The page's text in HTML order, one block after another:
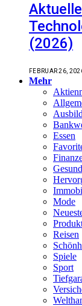
(2026)
FEBRUAR 26,
Mehr
Essen
Mode
Reisen
Spiele
Sport